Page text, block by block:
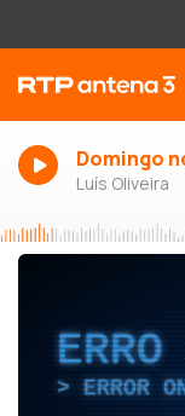
Domingo
Luís Oliveira
ERRO
ERROR